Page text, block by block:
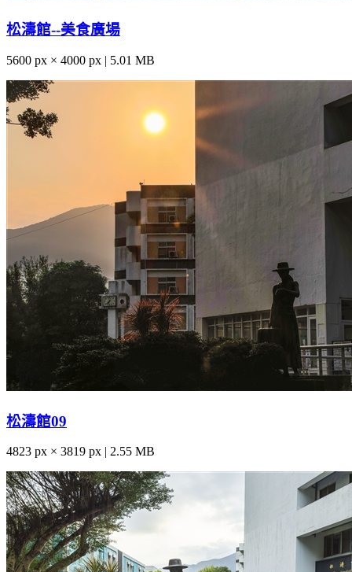
松濤館--美食廣場
5600 px × 4000 px | 5.01 MB
松濤館09
4823 px × 3819 px | 2.55 MB